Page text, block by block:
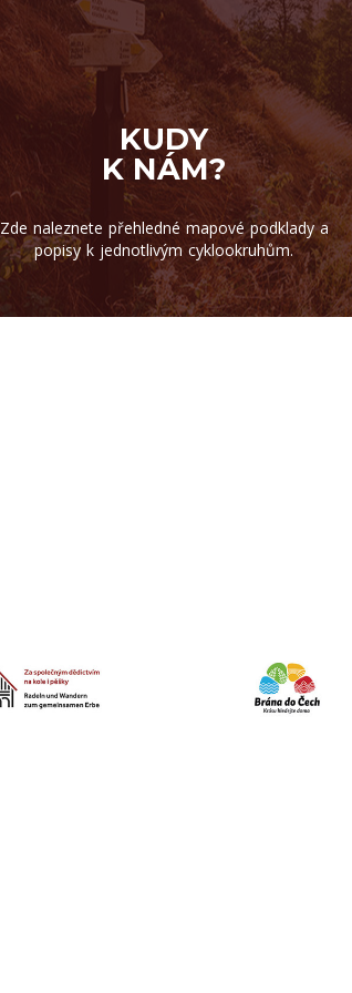
KUDY
K NÁM?
Zde naleznete přehledné mapové podklady a
popisy k jednotlivým cyklookruhům.